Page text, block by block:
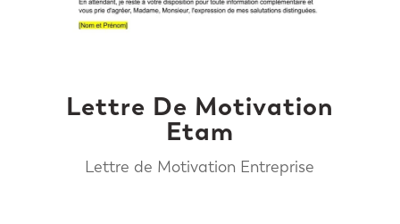
Lettre De Motivation
Etam
Lettre de Motivation Entreprise